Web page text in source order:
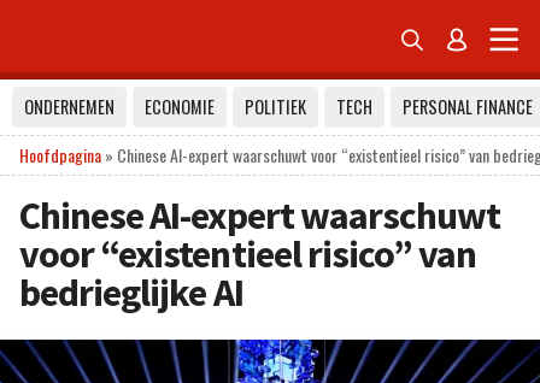
 
ONDERNEMEN ECONOMIE POLITIEK TECH
PERSONAL FINANCE
Hoofdpagina» Chinese AI-expert waarschuwt voor “existentieel risico” van
Chinese AI-expert waarschuwt
voor “existentieel risico” van
bedrieglijke AI